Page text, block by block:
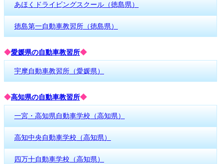
あほくドライビングスクール（徳島県）
徳島第一自動車教習所（徳島県）
◆愛媛県の自動車教習所◆
宇摩自動車教習所（愛媛県）
◆高知県の自動車教習所◆
一宮・高知県自動車学校（高知県）
高知中央自動車学校（高知県）
四万十自動車学校（高知県）